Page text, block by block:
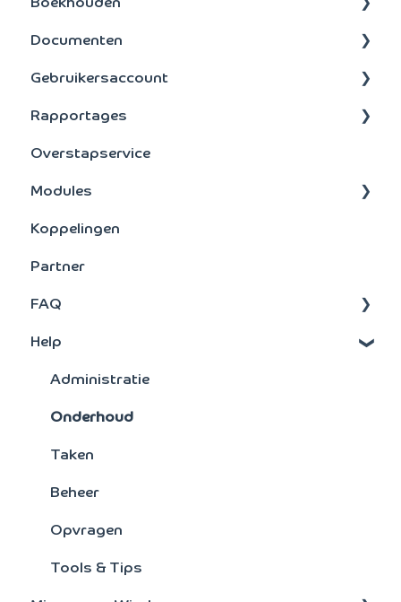
Abonnementen
Orders
Incasso
Inkoopfacturen
Bankenkoppeling
Betalen
Bankbestanden
Instellingen
Boekhouden
Boeken
Vaste activa
Spreiden (Transitorische posten)
Belastingaangifte
Marge
Documenten
Layouts
Dossier
Rapporten
scan en herken
Gebruikersaccount
Abonnement
Rapportages
Extern
Algemeen
Grootboek
Debiteuren
Activa
Signaleringsoverzichten
Verkoopstatistieken
Artikelen
Facturering
Kostensoorten/plaatsen
Crediteuren
Overstapservice
Modules
BTW aangifte
Koppelingen
Partner
FAQ
FAQ's : Scan en Herken
Scan en Herken
Jaarovergang
Bankmutaties
Bankenkoppeling
Overig
Toegang
Help
Administratie
Onderhoud
Taken
Beheer
Opvragen
Tools & Tips